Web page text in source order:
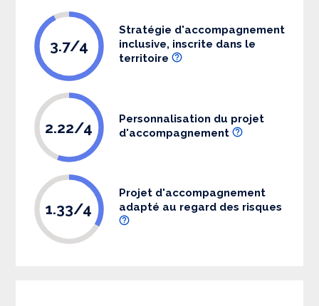
3.7/4
Stratégie d'accompagnement
inclusive, inscrite dans le
territoire
2.22/4
Personnalisation du projet
d'accompagnement
1.33/4
Projet d'accompagnement
adapté au regard des risques